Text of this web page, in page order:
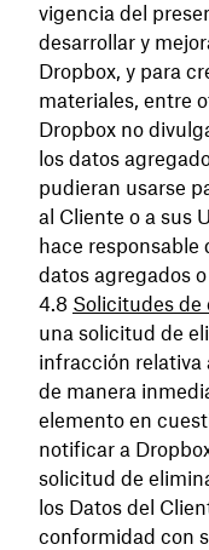
vigencia del
desarrollar y
Dropbox, y para
materiales, entre
Dropbox no
los datos
pudieran usarse
al Cliente o a sus
hace responsable
datos agregados
Solicitudes de
una solicitud de
infracción relativa
de manera
elemento en
notificar a
solicitud de
los Datos del
conformidad con